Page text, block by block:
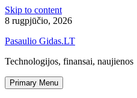
Skip to content
8 rugpjūčio, 2026
Pasaulio Gidas.LT
Technologijos, finansai, naujienos
Primary Menu